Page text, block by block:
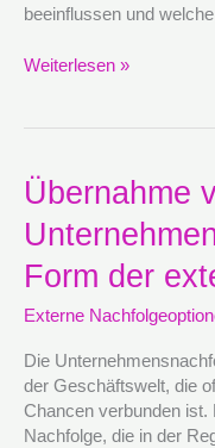
beeinflussen und
Weiterlesen »
Übernahme
Form der
Externe
Die
der Geschäftswelt, die
Chancen verbunden ist.
Nachfolge, die in der
Übernahme
von
insolventen
Eine
spezielle
der
externen
Nachfolge